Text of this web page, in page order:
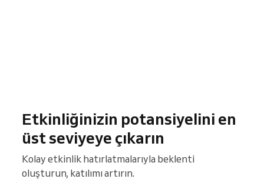
Etkinliğinizin potansiyelini en
üst seviyeye çıkarın
Kolay etkinlik hatırlatmalarıyla beklenti
oluşturun, katılımı artırın.